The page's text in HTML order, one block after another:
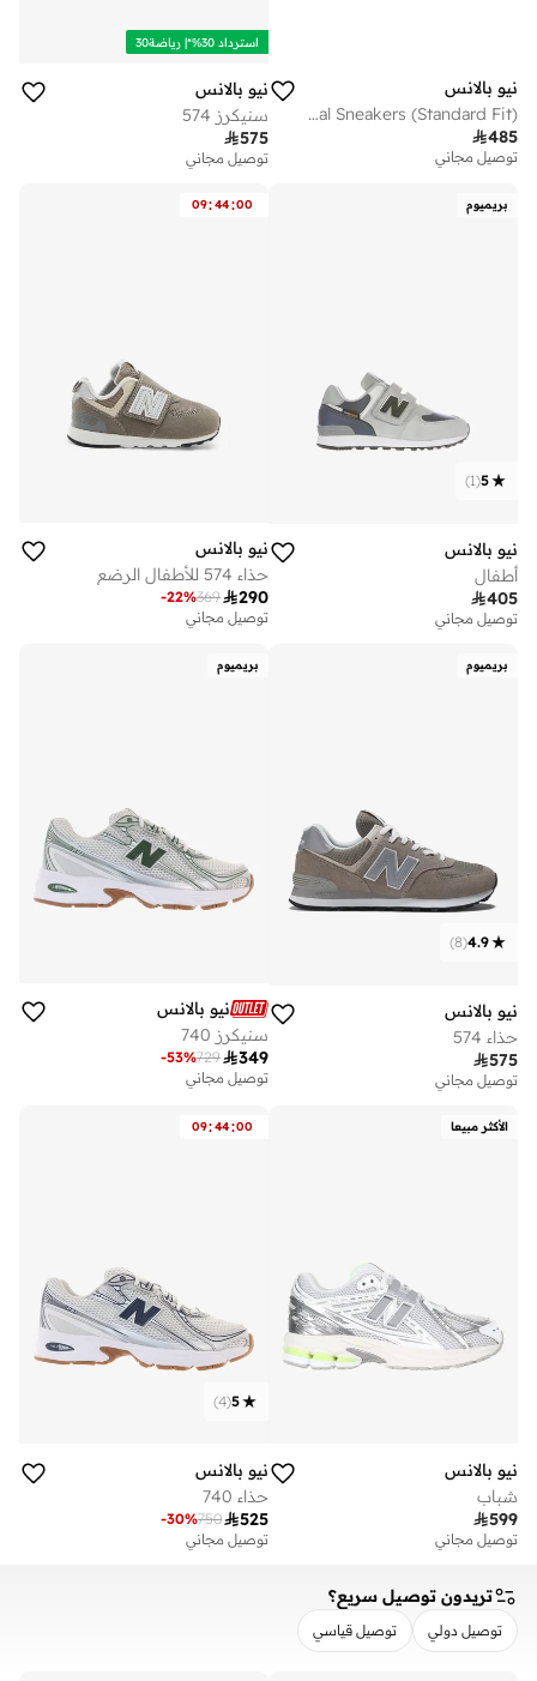
نيو بالانس
Kids 574 LACE casual Sneakers (Standard Fit)
485
توصيل مجاني
استرداد 30%*| رياضة30
نيو بالانس
سنيكرز 574
575
توصيل مجاني
بريميوم
5
(
1
)
نيو بالانس
أطفال
405
توصيل مجاني
09:44:00
نيو بالانس
حذاء 574 للأطفال الرضع
290
369
-22%
توصيل مجاني
بريميوم
4.9
(
8
)
نيو بالانس
حذاء 574
575
توصيل مجاني
بريميوم
نيو بالانس
سنيكرز 740
349
729
-53%
توصيل مجاني
الأكثر مبيعا
نيو بالانس
شباب
599
توصيل مجاني
09:44:00
5
(
4
)
نيو بالانس
حذاء 740
525
750
-30%
توصيل مجاني
تريدون توصيل سريع؟
توصيل دولي توصيل قياسي